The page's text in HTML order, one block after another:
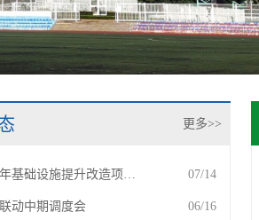
更多>>
基础设施提升改造项… 07/14
动中期调度会 06/16